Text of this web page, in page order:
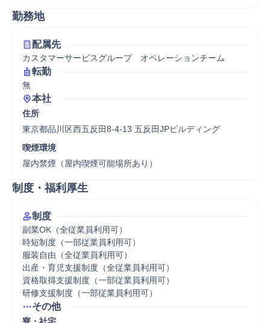
勤務地
配属先
カスタマーサービスグループ　オペレーションチーム
転勤
無
本社
住所
東京都品川区西五反田8-4-13 五反田JPビルディング
喫煙環境
屋内禁煙（屋内喫煙可能場所あり）
制度・福利厚生
制度
副業OK（全従業員利用可）
時短制度（一部従業員利用可）
服装自由（全従業員利用可）
出産・育児支援制度（全従業員利用可）
資格取得支援制度（一部従業員利用可）
研修支援制度（一部従業員利用可）
その他